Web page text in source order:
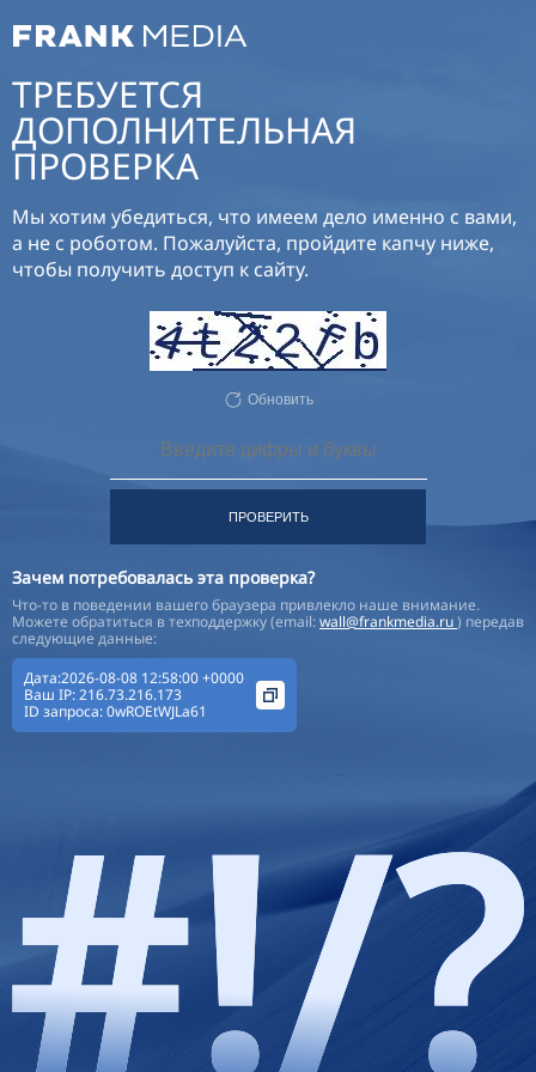
ТРЕБУЕТСЯ
ДОПОЛНИТЕЛЬНАЯ
ПРОВЕРКА
Мы хотим убедиться, что имеем дело именно с вами,
а не с роботом. Пожалуйста, пройдите капчу ниже,
чтобы получить доступ к сайту.
Обновить
ПРОВЕРИТЬ
Зачем потребовалась эта проверка?
Что-то в поведении вашего браузера привлекло наше внимание.
Можете обратиться в техподдержку (email:wall@frankmedia.ru) передав
следующие данные:
Дата:2026-08-08 12:58:00 +0000
Ваш IP:216.73.216.173
ID запроса:0wROEtWJLa61